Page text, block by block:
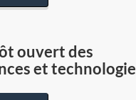
ouvert des
et technologie